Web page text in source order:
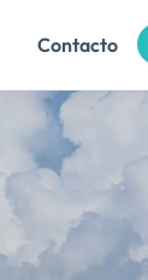
Contacto